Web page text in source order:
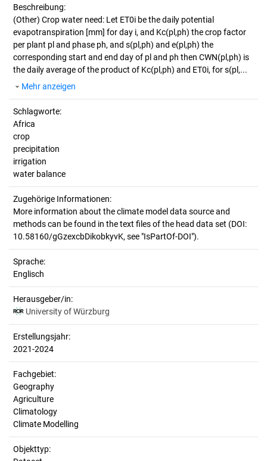
Beschreibung:
(Other) Crop water need: Let ET0i be the daily potential
evapotranspiration [mm] for day i, and Kc(pl,ph) the crop factor
per plant pl and phase ph, and s(pl,ph) and e(pl,ph) the
corresponding start and end day of pl and ph then CWN(pl,ph) is
the daily average of the product of Kc(pl,ph) and ET0i, for s(pl,...
Mehr anzeigen
Schlagworte:
Africa
crop
precipitation
irrigation
water balance
Zugehörige Informationen:
More information about the climate model data source and
methods can be found in the text files of the head data set (DOI:
10.58160/gGzexcbDikobkyvK, see "IsPartOf-DOI").
Sprache:
Englisch
Herausgeber/in:
University of Würzburg
Erstellungsjahr:
2021-2024
Fachgebiet:
Geography
Agriculture
Climatology
Climate Modelling
Objekttyp: